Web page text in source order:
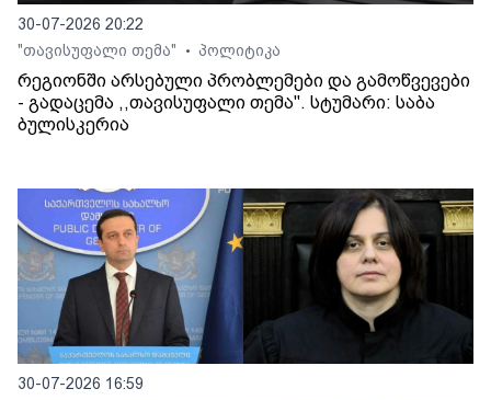
30-07-2026 20:22
"თავისუფალი თემა"
• პოლიტიკა
რეგიონში არსებული პრობლემები და გამოწვევები
- გადაცემა ,,თავისუფალი თემა". სტუმარი: საბა
ბულისკერია
30-07-2026 16:59